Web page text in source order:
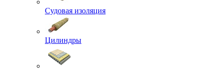
Судовая изоляция
Цилиндры